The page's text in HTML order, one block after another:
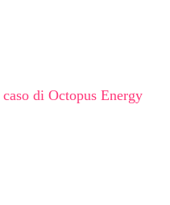
di Octopus Energy